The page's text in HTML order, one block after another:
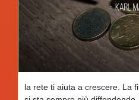
la rete ti aiuta a crescere. La